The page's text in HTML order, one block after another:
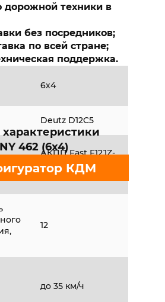
дорожной техники в
без посредников;
по всей стране;
поддержка.
6х4
Deutz D12C5
АКПП Fast F12JZ-
OD, 12 передач
вперёд
12
до 35 км/ч
462 (6x4)
КДМ